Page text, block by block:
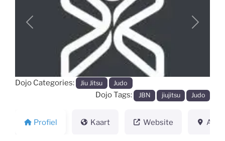
Vorige
Dojo Categories: Jiu Jitsu Judo
Dojo Tags: JBN jiujitsu Judo
Profiel Kaart Website